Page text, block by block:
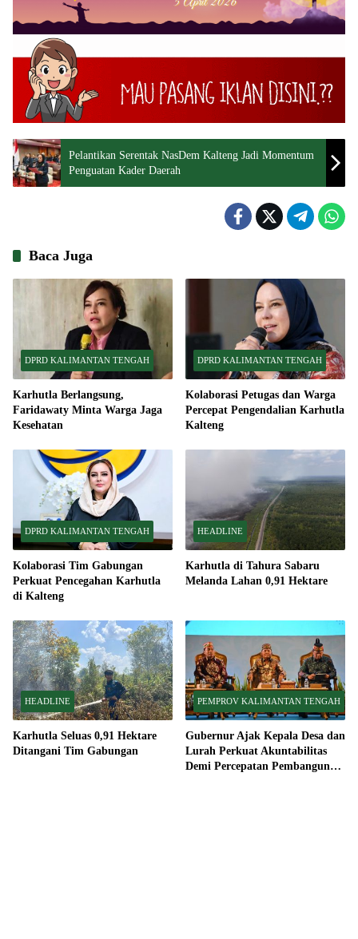
Pelantikan Serentak NasDem Kalteng Jadi Momentum
Penguatan Kader Daerah
Baca Juga
DPRD KALIMANTAN TENGAH
Karhutla Berlangsung,
Faridawaty Minta Warga Jaga
Kesehatan
DPRD KALIMANTAN TENGAH
Kolaborasi Petugas dan Warga
Percepat Pengendalian Karhutla
Kalteng
DPRD KALIMANTAN TENGAH
Kolaborasi Tim Gabungan
Perkuat Pencegahan Karhutla
di Kalteng
HEADLINE
Karhutla di Tahura Sabaru
Melanda Lahan 0,91 Hektare
HEADLINE
Karhutla Seluas 0,91 Hektare
Ditangani Tim Gabungan
PEMPROV KALIMANTAN TENGAH
Gubernur Ajak Kepala Desa dan
Lurah Perkuat Akuntabilitas
Demi Percepatan Pembangunan